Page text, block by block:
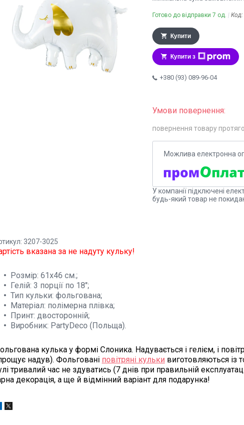
Готово до відправки 7 од. Код:
Купити
Купити з
+380 (93) 089-96-04
повернення товару
У компанії підключені
будь-який товар не
3207-3025
вказана за не надуту кульку!
Розмір: 61х46 см.;
Гелій: 3 порції по 18";
Тип кульки: фольгована;
Матеріал: полімерна плівка;
Принт: двосторонній;
Виробник: PartyDeco (Польща).
кулька у формі Слоника. Надувається і гелієм, і
надув). Фольговані повітряні кульки виготовляються із
тривалий час не здуватись (7 днів при правильній
декорація, а ще й відмінний варіант для подарунка!